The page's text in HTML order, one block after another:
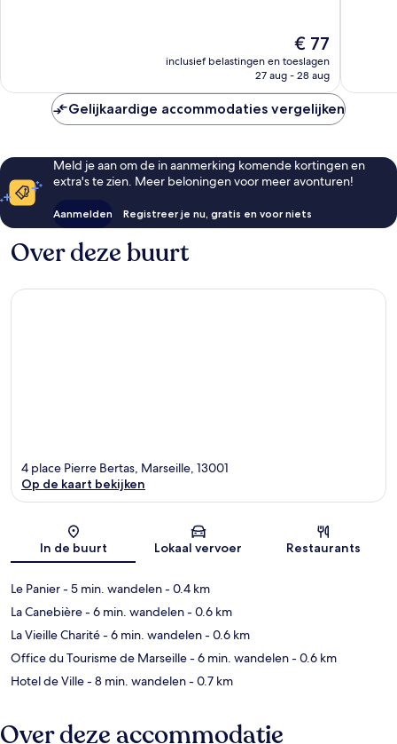
De
prijs
is
€ 77
inclusief belastingen en toeslagen
27 aug - 28 aug
Gelijkaardige accommodaties vergelijken
Meld je aan om de in aanmerking komende kortingen en
extra's te zien. Meer beloningen voor meer avonturen!
Aanmelden Registreer je nu, gratis en voor niets
Over deze buurt
Kaart
4 place Pierre Bertas, Marseille, 13001
Op de kaart bekijken
In de buurt Lokaal vervoer Restaurants
Le Panier- 5 min. wandelen- 0.4 km
La Canebière- 6 min. wandelen- 0.6 km
La Vieille Charité- 6 min. wandelen- 0.6 km
Office du Tourisme de Marseille- 6 min. wandelen- 0.6 km
Hotel de Ville- 8 min. wandelen- 0.7 km
Over deze accommodatie